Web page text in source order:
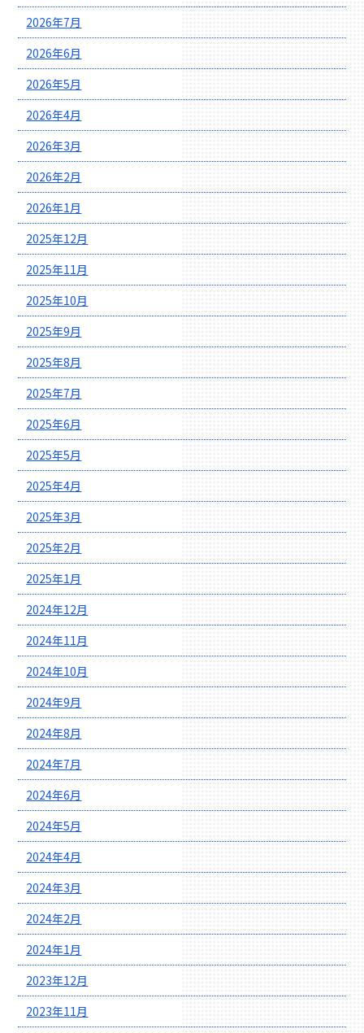
2026年7月
2026年6月
2026年5月
2026年4月
2026年3月
2026年2月
2026年1月
2025年12月
2025年11月
2025年10月
2025年9月
2025年8月
2025年7月
2025年6月
2025年5月
2025年4月
2025年3月
2025年2月
2025年1月
2024年12月
2024年11月
2024年10月
2024年9月
2024年8月
2024年7月
2024年6月
2024年5月
2024年4月
2024年3月
2024年2月
2024年1月
2023年12月
2023年11月